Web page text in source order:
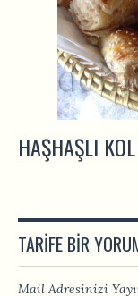
HAŞHAŞLI
TARIFE BIR
Mail Adresinizi